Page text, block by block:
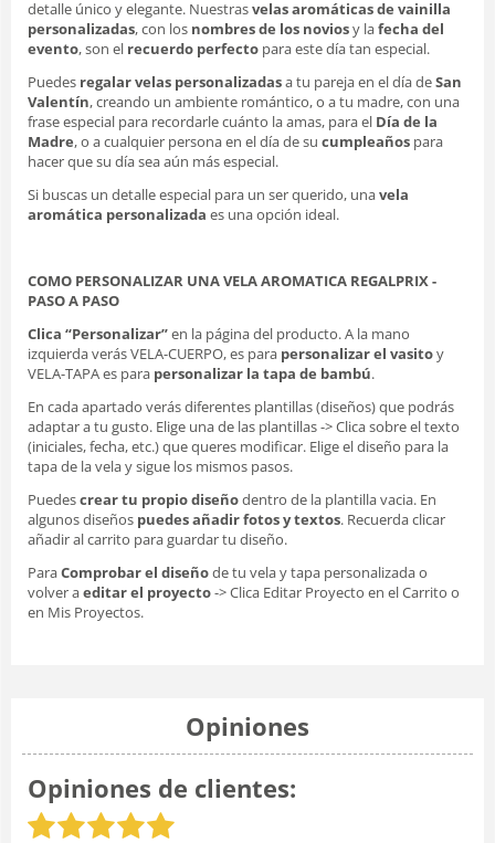
detalle único y elegante. Nuestrasvelas aromáticas de vainilla
personalizadas, con los nombres de los noviosy lafecha del
evento, son el recuerdo perfecto para este día tan especial.
Puedes regalar velas personalizadasa tu pareja en el día deSan
Valentín, creando un ambiente romántico, o a tu madre, con una
frase especial para recordarle cuánto la amas, para el Día de la
Madre, o a cualquier persona en el día de su cumpleaños para
hacer que su día sea aún más especial.
Si buscas un detalle especial para un ser querido, unavela
aromática personalizada es una opción ideal.
COMO PERSONALIZAR UNA VELA AROMATICA REGALPRIX -
PASO A PASO
Clica “Personalizar”en la página del producto. A la mano
izquierda verás VELA-CUERPO, es para personalizar el vasitoy
VELA-TAPA es para personalizar la tapa de bambú.
En cada apartado verás diferentes plantillas (diseños) que podrás
adaptar a tu gusto. Elige una de las plantillas -> Clica sobre el texto
(iniciales, fecha, etc.) que queres modificar. Elige el diseño para la
tapa de la vela y sigue los mismos pasos.
Puedescrear tu propio diseñodentro de la plantilla vacia. En
algunos diseños puedes añadir fotos y textos. Recuerda clicar
añadir al carrito para guardar tu diseño.
ParaComprobar el diseñode tu vela y tapa personalizada o
volver aeditar el proyecto-> Clica Editar Proyecto en el Carrito o
en Mis Proyectos.
Opiniones
Opiniones de clientes: